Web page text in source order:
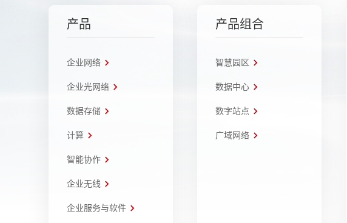
产品
企业网络
企业光网络
数据存储
计算
智能协作
企业无线
企业服务与软件
产品组合
智慧园区
数据中心
数字站点
广域网络